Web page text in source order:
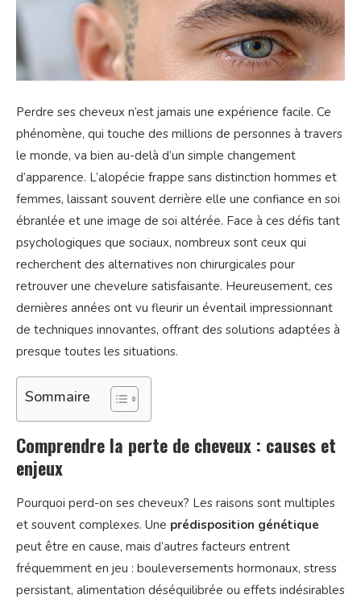
Perdre ses cheveux n’est jamais une expérience facile. Ce
phénomène, qui touche des millions de personnes à travers
le monde, va bien au-delà d’un simple changement
d’apparence. L’alopécie frappe sans distinction hommes et
femmes, laissant souvent derrière elle une confiance en soi
ébranlée et une image de soi altérée. Face à ces défis tant
psychologiques que sociaux, nombreux sont ceux qui
recherchent des alternatives non chirurgicales pour
retrouver une chevelure satisfaisante. Heureusement, ces
dernières années ont vu fleurir un éventail impressionnant
de techniques innovantes, offrant des solutions adaptées à
presque toutes les situations.
Sommaire
Comprendre la perte de cheveux : causes et
enjeux
Pourquoi perd-on ses cheveux? Les raisons sont multiples
et souvent complexes. Une prédisposition génétique
peut être en cause, mais d’autres facteurs entrent
fréquemment en jeu : bouleversements hormonaux, stress
persistant, alimentation déséquilibrée ou effets indésirables